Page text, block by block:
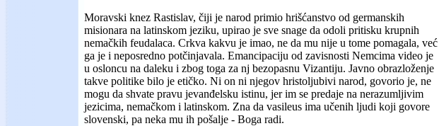
Moravski knez Rastislav, čiji je narod primio hrišćanstvo od germanskih
misionara na latinskom jeziku, upirao je sve snage da odoli pritisku krupnih
nemačkih feudalaca. Crkva kakvu je imao, ne da mu nije u tome pomagala, već
ga je i neposredno potčinjavala. Emancipaciju od zavisnosti Nemcima video je
u osloncu na daleku i zbog toga za nj bezopasnu Vizantiju. Javno obrazloženje
takve politike bilo je etičko. Ni on ni njegov hristoljubivi narod, govorio je, ne
mogu da shvate pravu jevanđelsku istinu, jer im se predaje na nerazumljivim
jezicima, nemačkom i latinskom. Zna da vasileus ima učenih ljudi koji govore
slovenski, pa neka mu ih pošalje - Boga radi.